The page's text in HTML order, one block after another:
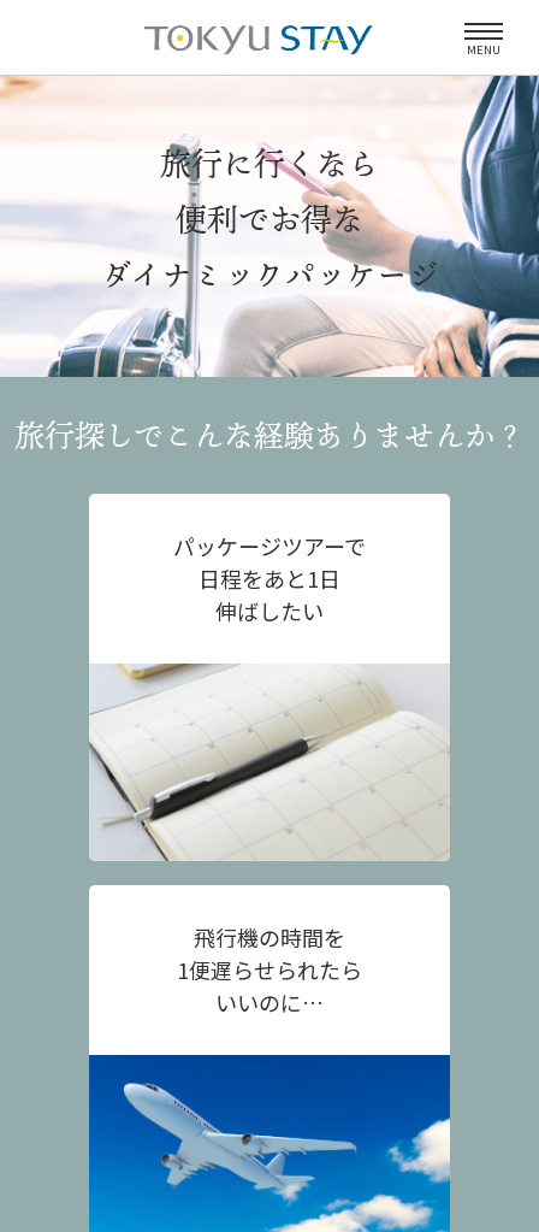
MENU
旅行に行くなら
便利でお得な
ダイナミックパッケージ
旅行探しでこんな経験ありませんか？
パッケージツアーで
日程をあと1日
伸ばしたい
飛行機の時間を
1便遅らせられたら
いいのに…